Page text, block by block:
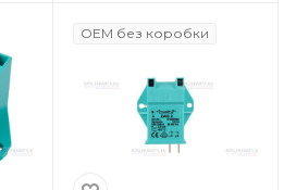
OEM без коробки